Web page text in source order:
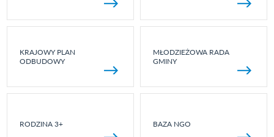
KRAJOWY PLAN
ODBUDOWY
MŁODZIEŻOWA RADA
GMINY
RODZINA 3+ BAZA NGO